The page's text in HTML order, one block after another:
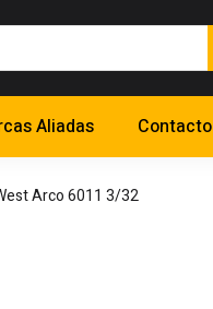
Aliadas Contacto
Arco 6011 3/32